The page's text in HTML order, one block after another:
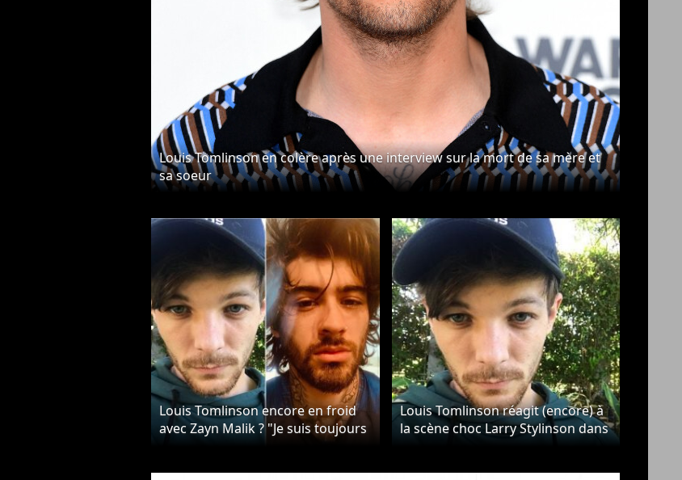
Louis Tomlinson en colère après une interview sur la mort de sa mère et
sa soeur
Louis Tomlinson encore en froid
avec Zayn Malik ? "Je suis toujours
Louis Tomlinson réagit (encore) à
la scène choc Larry Stylinson dans